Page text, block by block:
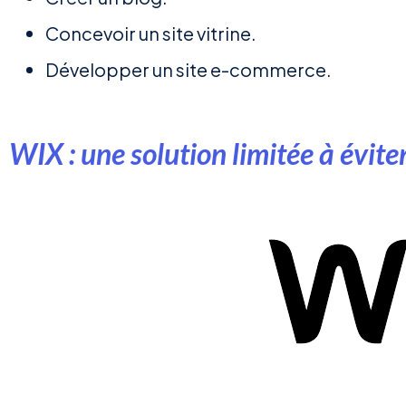
Concevoir un site vitrine.
Développer un site e-commerce.
WIX : une solution limitée à